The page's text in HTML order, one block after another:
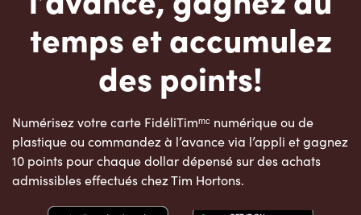
temps et accumulez
des points!
Numérisez votre carte FidéliTimᵐᶜ numérique ou de
plastique ou commandez à l’avance via l’appli et gagnez
10 points pour chaque dollar dépensé sur des achats
admissibles effectués chez Tim Hortons.